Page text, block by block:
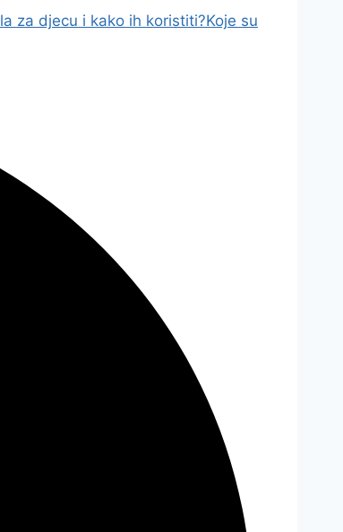
za djecu i kako ih koristiti?Koje su